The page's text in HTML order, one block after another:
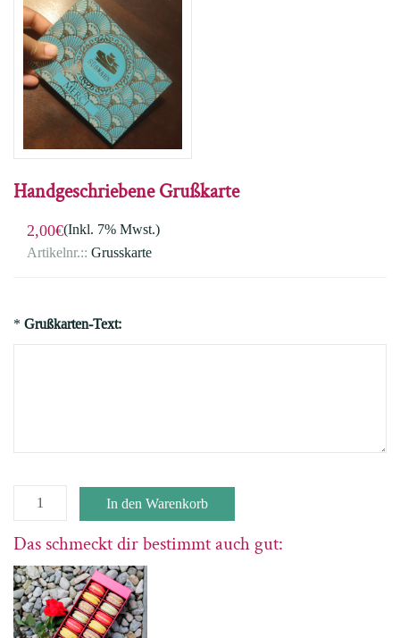
Handgeschriebene Grußkarte
2,00€(Inkl. 7% Mwst.)
Artikelnr.:: Grusskarte
* Grußkarten-Text:
Das schmeckt dir bestimmt auch gut: